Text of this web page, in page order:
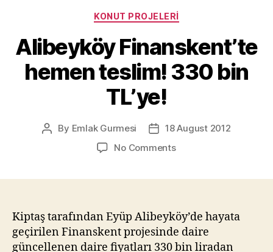
Categories
KONUT PROJELERI
Alibeyköy Finanskent’te
hemen teslim! 330 bin
TL’ye!
Post
By Emlak Gurmesi
Post18 August 2012
No Commentson
330
bin
TL’ye!
Kiptaş tarafından Eyüp Alibeyköy’de hayata
geçirilen Finanskent projesinde daire
güncellenen daire fiyatları 330 bin liradan